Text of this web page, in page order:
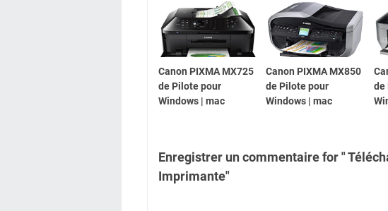
Canon PIXMA MX725
de Pilote pour
Windows | mac
Canon PIXMA MX850
de Pilote pour
Windows | mac
de
Enregistrer un commentaire for "
Imprimante"